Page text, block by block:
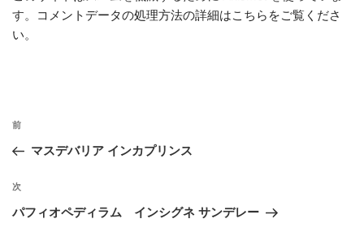
す。
コメントデータの処理方法の詳細はこちらをご覧くださ
い。
投
ナ
ビ
ゲ
前
の
稿
前
マスデバリア インカプリンス
次
の
次
パフィオペディラム インシグネ サンデレー